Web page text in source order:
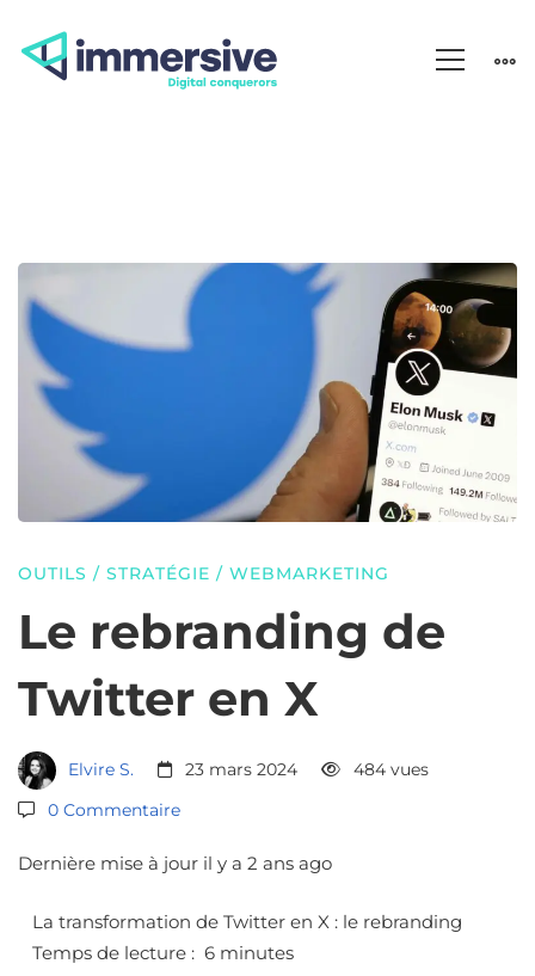
Le
rebranding
de
Twitter
en
X
OUTILS / STRATÉGIE / WEBMARKETING
Le rebranding de
Twitter en X
Elvire S. 23 mars 2024
484 vues
0 Commentaire
Dernière mise à jour il y a 2 ans ago
La transformation de Twitter en X : le rebranding
Temps de lecture : 6 minutes